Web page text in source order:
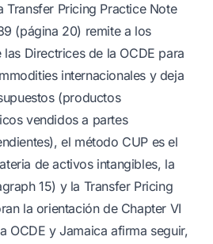
Transfer Pricing Practice Note
(página 20) remite a los
Directrices de la OCDE para
internacionales y deja
(productos
vendidos a partes
el método CUP es el
de activos intangibles, la
15) y la Transfer Pricing
la orientación de Chapter VI
OCDE y Jamaica afirma seguir,